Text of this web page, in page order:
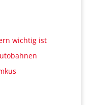
wichtig ist